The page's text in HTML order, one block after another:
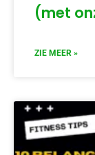
(met
ZIE MEER »